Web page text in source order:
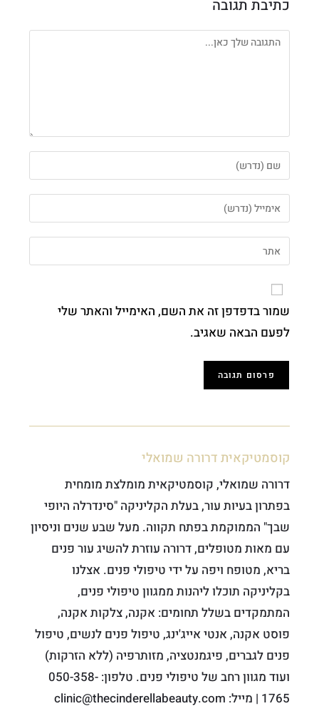
כתיבת תגובה
שמור בדפדפן זה את השם, האימייל והאתר שלי
לפעם הבאה שאגיב.
קוסמטיקאית דרורה שמואלי
דרורה שמואלי, קוסמטיקאית מומלצת מומחית
בפתרון בעיות עור, בעלת הקליניקה "סינדרלה היופי
שבך" הממוקמת בפתח תקווה. מעל שבע שנים וניסיון
עם מאות מטופלים, דרורה עוזרת להשיג עור פנים
בריא, מטופח ויפה על ידי טיפולי פנים. אצלנו
בקליניקה תוכלו ליהנות ממגוון טיפולי פנים,
המתמקדים בשלל תחומים: אקנה, צלקות אקנה,
פוסט אקנה, אנטי אייג'ינג, טיפול פנים לנשים, טיפול
פנים לגברים, פיגמנטציה, מזותרפיה (ללא הזרקות)
ועוד מגוון רחב של טיפולי פנים. טלפון: 050-358-
1765 | מייל: clinic@thecinderellabeauty.com